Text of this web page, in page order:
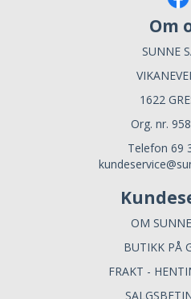
Om
SUNNE
1622
Org. nr.
Telefon 69
OM
BUTIKK PÅ
FRAKT -